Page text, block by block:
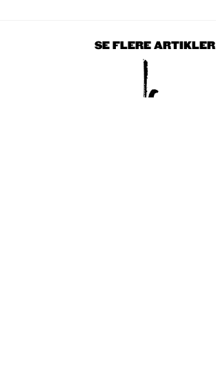
SE FLERE ARTIKLER